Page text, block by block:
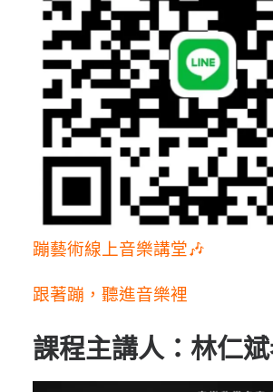
蹦藝術線上音樂講堂🎶
跟著蹦，聽進音樂裡
課程主講人：林仁